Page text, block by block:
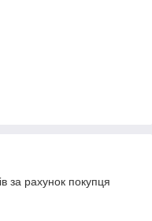
за рахунок покупця